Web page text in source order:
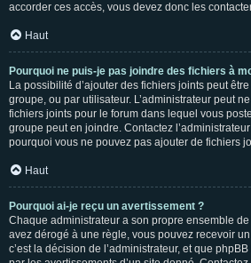
accorder ces accès, vous devez donc les
Haut
Pourquoi ne puis-je pas joindre des fichiers à
La possibilité d’ajouter des fichiers joints peut
groupe, ou par utilisateur. L’administrateur peut
fichiers joints pour le forum dans lequel vous
groupe peut en joindre. Contactez
pourquoi vous ne pouvez pas ajouter de fichiers
Haut
Pourquoi ai-je reçu un avertissement ?
Chaque administrateur a son propre ensemble
avez dérogé à une règle, vous pouvez recevoir
c’est la décision de l’administrateur, et que